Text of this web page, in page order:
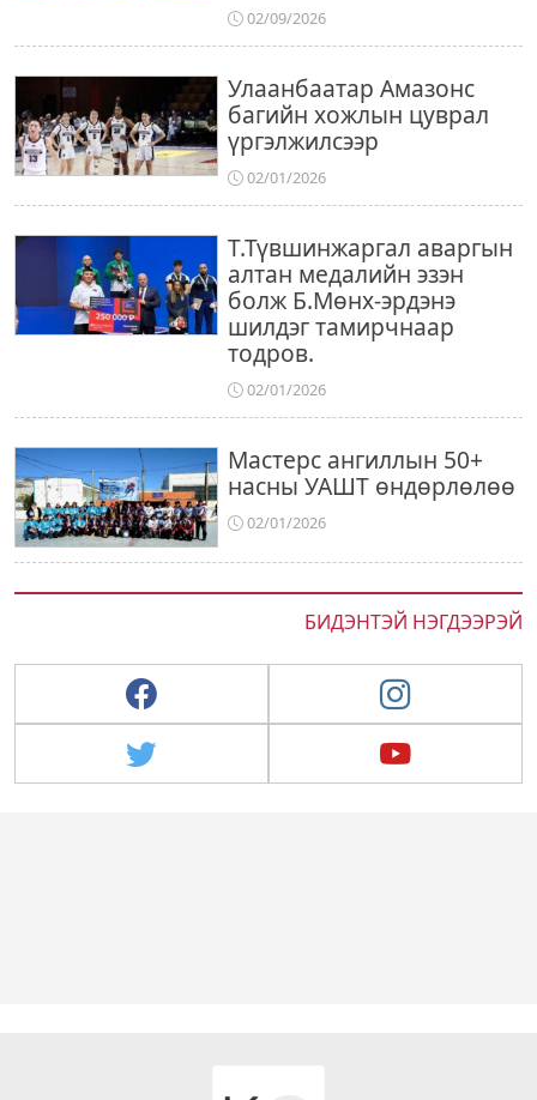
02/09/2026
Улаанбаатар Амазонс
багийн хожлын цуврал
үргэлжилсээр
02/01/2026
Т.Түвшинжаргал аваргын
алтан медалийн эзэн
болж Б.Мөнх-эрдэнэ
шилдэг тамирчнаар
тодров.
02/01/2026
Мастерс ангиллын 50+
насны УАШТ өндөрлөлөө
02/01/2026
БИДЭНТЭЙ НЭГДЭЭРЭЙ